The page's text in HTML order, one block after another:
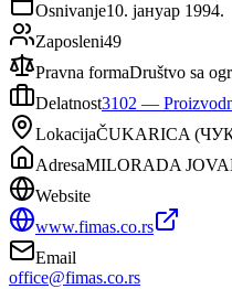
Osnivanje10. јануар 1994.
Zaposleni49
Pravna formaDruštvo sa
Delatnost3102 —
LokacijaČUKARICA (
AdresaMILORADA
Website
www.fimas.co.rs
Email
office@fimas.co.rs